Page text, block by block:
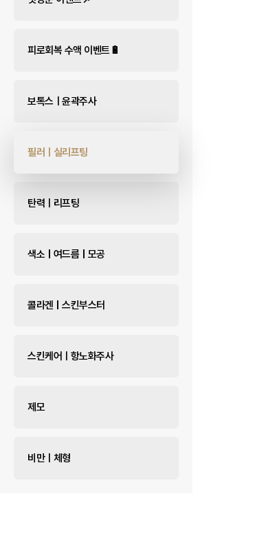
피로회복 수액 이벤트🔋
보톡스ㅣ윤곽주사
필러ㅣ실리프팅
탄력ㅣ리프팅
색소 | 여드름 | 모공
콜라겐 | 스킨부스터
스킨케어ㅣ항노화주사
제모
비만ㅣ체형